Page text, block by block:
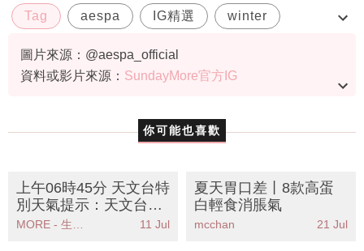
에스파
資料或影片來源：SundayMore官方IG
你可能也喜歡
別天氣提示：天文台發
出酷熱天氣警告市民需
注意防暑措施
MORE - 生活品味 11 Jul
白輕食消脹氣
mcchan